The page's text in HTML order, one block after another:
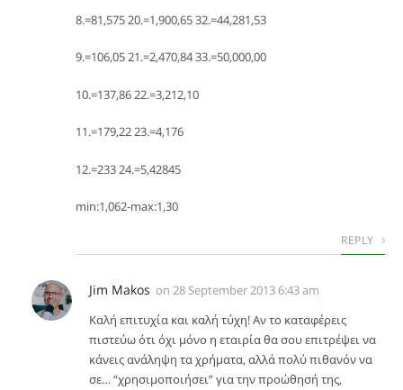
8.=81,575 20.=1,900,65 32.=44,281,53
9.=106,05 21.=2,470,84 33.=50,000,00
10.=137,86 22.=3,212,10
11.=179,22 23.=4,176
12.=233 24.=5,42845
min:1,062-max:1,30
REPLY
Jim Makos on 28 September 2013 6:43 am
Καλή επιτυχία και καλή τύχη! Αν το καταφέρεις
πιστεύω ότι όχι μόνο η εταιρία θα σου επιτρέψει να
κάνεις ανάληψη τα χρήματα, αλλά πολύ πιθανόν να
σε… “χρησιμοποιήσει” για την προώθησή της,